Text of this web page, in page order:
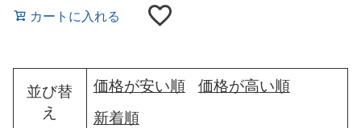
カートに入れる
並び替
え
価格が安い順
価格が高い順
新着順